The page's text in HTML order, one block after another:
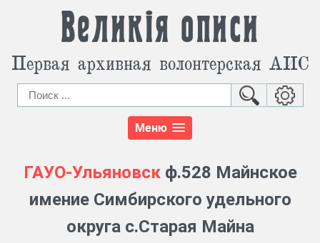
Великія описи
Первая архивная волонтерская АИС
Меню
ГАУО-Ульяновскф.528 Майнское
имение Симбирского удельного
округа с.Старая Майна